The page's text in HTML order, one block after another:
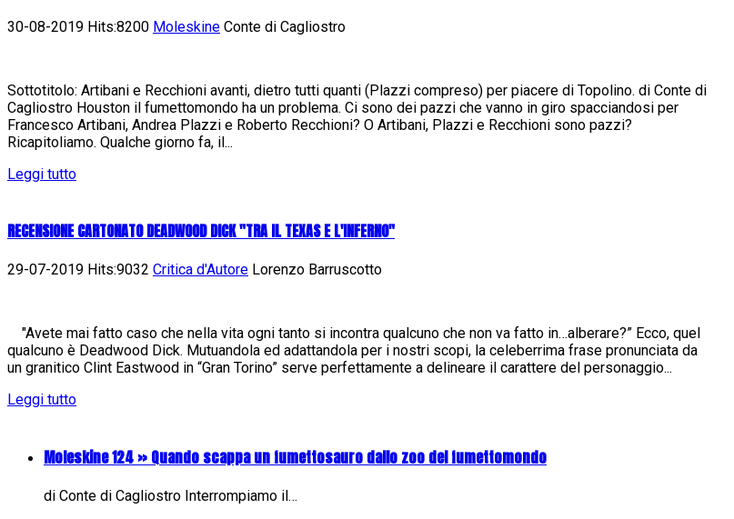
30-08-2019 Hits:8200 Moleskine Conte di Cagliostro
Sottotitolo: Artibani e Recchioni avanti, dietro tutti quanti (Plazzi compreso) per piacere di Topolino. di Conte di
Cagliostro Houston il fumettomondo ha un problema. Ci sono dei pazzi che vanno in giro spacciandosi per
Francesco Artibani, Andrea Plazzi e Roberto Recchioni? O Artibani, Plazzi e Recchioni sono pazzi?
Ricapitoliamo. Qualche giorno fa, il...
Leggi tutto
RECENSIONE CARTONATO DEADWOOD DICK "TRA IL TEXAS E L'INFERNO"
29-07-2019 Hits:9032 Critica d'Autore Lorenzo Barruscotto
"Avete mai fatto caso che nella vita ogni tanto si incontra qualcuno che non va fatto in…alberare?” Ecco, quel
qualcuno è Deadwood Dick. Mutuandola ed adattandola per i nostri scopi, la celeberrima frase pronunciata da
un granitico Clint Eastwood in “Gran Torino” serve perfettamente a delineare il carattere del personaggio...
Leggi tutto
Moleskine 124 » Quando scappa un fumettosauro dallo zoo del fumettomondo
di Conte di Cagliostro Interrompiamo il…